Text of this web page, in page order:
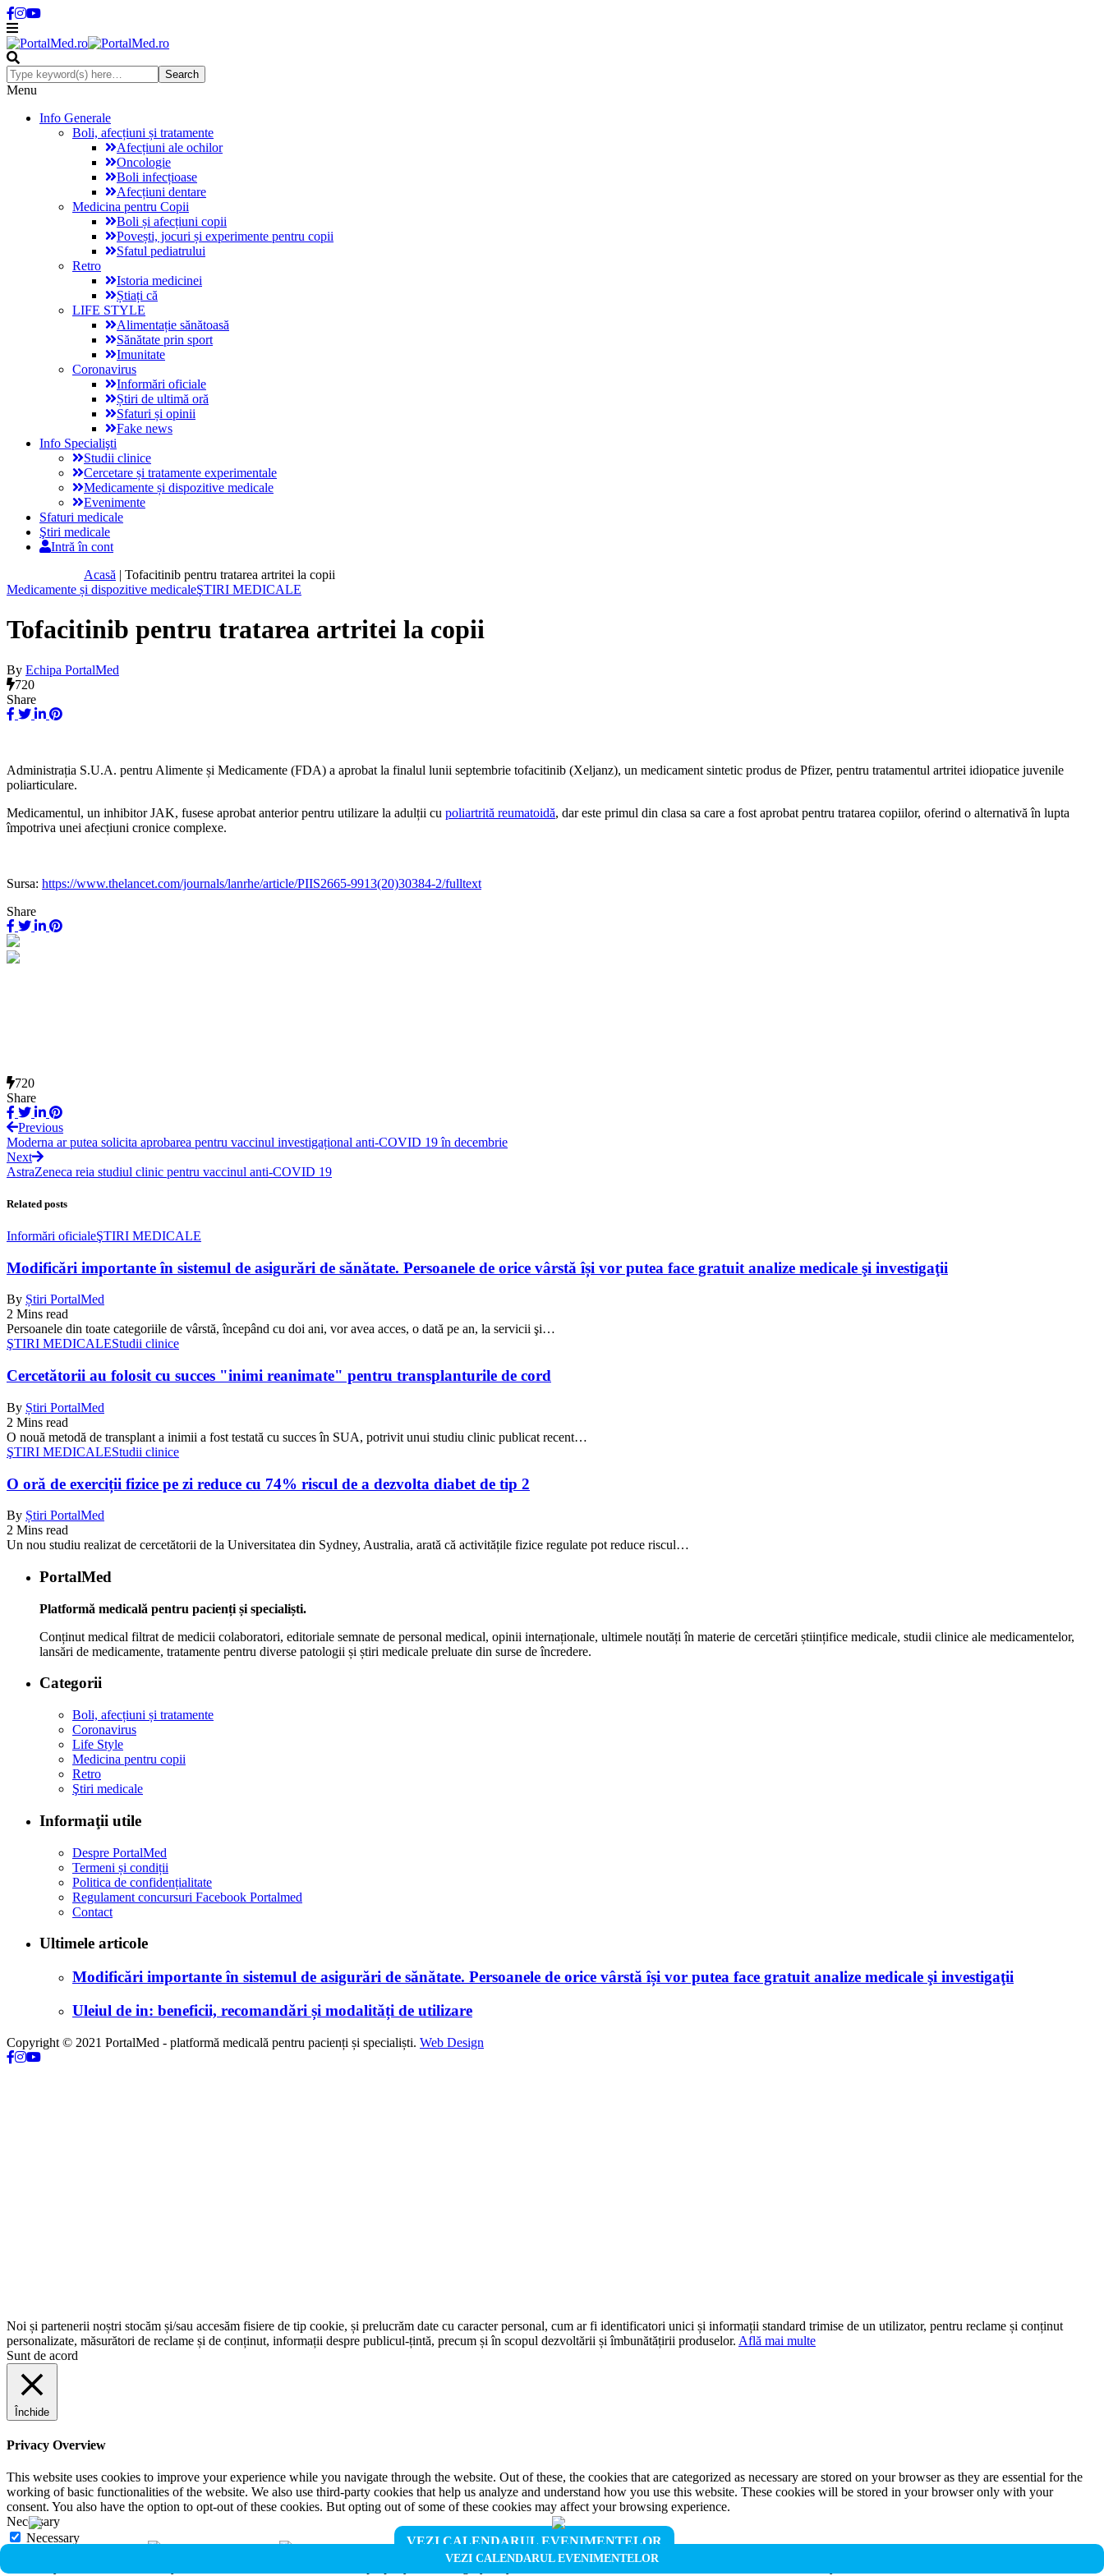
Menu
Info Generale
Boli, afecțiuni și tratamente
Afecțiuni ale ochilor
Oncologie
Boli infecțioase
Afecțiuni dentare
Medicina pentru Copii
Boli și afecțiuni copii
Povești, jocuri și experimente pentru copii
Sfatul pediatrului
Retro
Istoria medicinei
Știați că
LIFE STYLE
Alimentație sănătoasă
Sănătate prin sport
Imunitate
Coronavirus
Informări oficiale
Știri de ultimă oră
Sfaturi și opinii
Fake news
Info Specialişti
Studii clinice
Cercetare și tratamente experimentale
Medicamente și dispozitive medicale
Evenimente
Sfaturi medicale
Ştiri medicale
Intră în cont
Acasă | Tofacitinib pentru tratarea artritei la copii
Medicamente și dispozitive medicaleŞTIRI MEDICALE
Tofacitinib pentru tratarea artritei la copii
By Echipa PortalMed
720
Share
Administrația S.U.A. pentru Alimente și Medicamente (FDA) a aprobat la finalul lunii septembrie tofacitinib (Xeljanz), un medicament sintetic produs de Pfizer, pentru tratamentul artritei idiopatice juvenile
poliarticulare.
Medicamentul, un inhibitor JAK, fusese aprobat anterior pentru utilizare la adulții cu poliartrită reumatoidă, dar este primul din clasa sa care a fost aprobat pentru tratarea copiilor, oferind o alternativă în lupta
împotriva unei afecțiuni cronice complexe.
Sursa: https://www.thelancet.com/journals/lanrhe/article/PIIS2665-9913(20)30384-2/fulltext
Share
VEZI CALENDARUL EVENIMENTELOR
VEZI CALENDARUL EVENIMENTELOR
720
Share
Previous
Moderna ar putea solicita aprobarea pentru vaccinul investigațional anti-COVID 19 în decembrie
Next
AstraZeneca reia studiul clinic pentru vaccinul anti-COVID 19
Related posts
Informări oficialeŞTIRI MEDICALE
Modificări importante în sistemul de asigurări de sănătate. Persoanele de orice vârstă își vor putea face gratuit analize medicale şi investigaţii
By Știri PortalMed
2 Mins read
Persoanele din toate categoriile de vârstă, începând cu doi ani, vor avea acces, o dată pe an, la servicii şi…
ŞTIRI MEDICALEStudii clinice
Cercetătorii au folosit cu succes "inimi reanimate" pentru transplanturile de cord
By Știri PortalMed
2 Mins read
O nouă metodă de transplant a inimii a fost testată cu succes în SUA, potrivit unui studiu clinic publicat recent…
ŞTIRI MEDICALEStudii clinice
O oră de exerciții fizice pe zi reduce cu 74% riscul de a dezvolta diabet de tip 2
By Știri PortalMed
2 Mins read
Un nou studiu realizat de cercetătorii de la Universitatea din Sydney, Australia, arată că activitățile fizice regulate pot reduce riscul…
PortalMed
Platformă medicală pentru pacienți și specialiști.
Conținut medical filtrat de medicii colaboratori, editoriale semnate de personal medical, opinii internaționale, ultimele noutăți în materie de cercetări științifice medicale, studii clinice ale medicamentelor,
lansări de medicamente, tratamente pentru diverse patologii și știri medicale preluate din surse de încredere.
Categorii
Boli, afecțiuni și tratamente
Coronavirus
Life Style
Medicina pentru copii
Retro
Ştiri medicale
Informaţii utile
Despre PortalMed
Termeni și condiții
Politica de confidențialitate
Regulament concursuri Facebook Portalmed
Contact
Ultimele articole
Modificări importante în sistemul de asigurări de sănătate. Persoanele de orice vârstă își vor putea face gratuit analize medicale şi investigaţii
Uleiul de in: beneficii, recomandări și modalități de utilizare
Copyright © 2021 PortalMed - platformă medicală pentru pacienți și specialiști. Web Design
Noi și partenerii noștri stocăm și/sau accesăm fisiere de tip cookie, și prelucrăm date cu caracter personal, cum ar fi identificatori unici și informații standard trimise de un utilizator, pentru reclame și conținut
personalizate, măsurători de reclame și de conținut, informații despre publicul-țintă, precum și în scopul dezvoltării și îmbunătățirii produselor. Află mai multe
Sunt de acord
Închide
Privacy Overview
This website uses cookies to improve your experience while you navigate through the website. Out of these, the cookies that are categorized as necessary are stored on your browser as they are essential for the
working of basic functionalities of the website. We also use third-party cookies that help us analyze and understand how you use this website. These cookies will be stored in your browser only with your
consent. You also have the option to opt-out of these cookies. But opting out of some of these cookies may affect your browsing experience.
Necessary
Necessary